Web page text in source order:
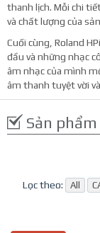
thanh lịch. Mỗi chi
và chất lượng của
Cuối cùng, Roland
đầu và những nhạc
âm nhạc của mình
âm thanh tuyệt vời
Sản
Lọc theo: All